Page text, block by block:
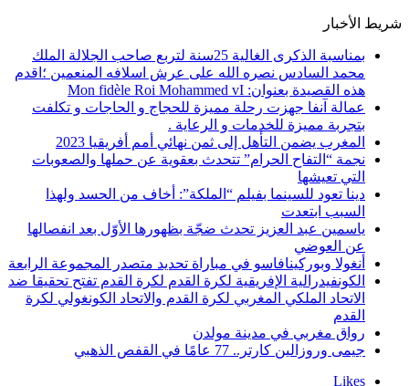
شريط الأخبار
بمناسبة الذكرى الغالية 25سنة لتربع صاحب الجلالة الملك
محمد السادس نصره الله على عرش اسلافه المنعمين ؛اقدم
هذه القصيدة بعنوان: Mon fidèle Roi Mohammed vI
عمالة آنفا جهزت رحلة مميزة للحجاج و الحاجات و تكلفت
بتجربة مميزة للخدمات و الرعاية .
المغرب يضمن التأهل إلى ثمن نهائي أمم أفريقيا 2023
نجمة “التفاح الحرام” تتحدث بعقوية عن حملها والصعوبات
التي تعيشها
دينا تعود للسينما بفيلم “الملكة”: أخاف من الحسد ولهذا
السبب ابتعدت
ياسمين عبد العزيز تحدث ضجّة بظهورها الأوّل بعد انفصالها
عن العوضي
أنغولا وبوركينافاسو في مباراة تحديد متصدر المجموعة الرابعة
الكونفيدرالية الإفريقية لكرة القدم لكرة القدم تفتح تحقيقا ضد
الاتحاد الملكي المغربي لكرة القدم والاتحاد الكونغولي لكرة
القدم
رواق مغربي في مدينة مولدن
جيمى وروزالين كارتر.. 77 عامًا في القفص الذهبي
Likes